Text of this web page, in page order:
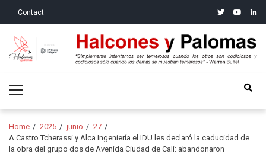
Contact twitteryoutube
Halcones y Palomas
Menu
Home 2025 junio
27
A Castro Tcherassi y Alca Ingeniería el IDU les declaró la caducidad de
la obra del grupo dos de Avenida Ciudad de Cali: abandonaron